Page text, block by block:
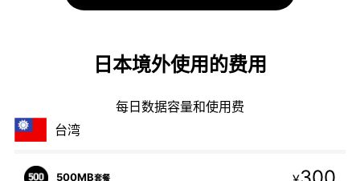
日本境外使用的费用
每日数据容量和使用费
台湾
500MB套餐